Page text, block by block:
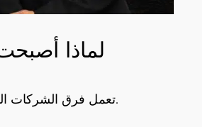
لماذا
تعمل فرق الشركات اليوم في بيئات متنوعة وعالية الوضوح، حيث يعكس المظهر المصداقية.